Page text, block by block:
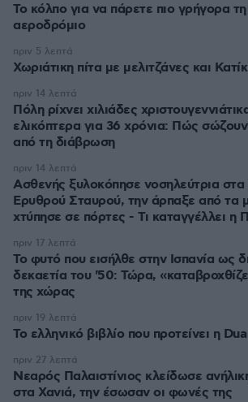
Το κόλπο για να πάρετε πιο γρήγορα
αεροδρόμιο
Χωριάτικη πίτα με μελιτζάνες και
πριν 5 λεπτά
Πόλη ρίχνει χιλιάδες
ελικόπτερα για 36 χρόνια: Πώς
από τη διάβρωση
πριν 14 λεπτά
Ασθενής ξυλοκόπησε νοσηλεύτρια στα
Ερυθρού Σταυρού, την άρπαξε από τα
χτύπησε σε πόρτες - Τι καταγγέλλει
πριν 14 λεπτά
Το φυτό που εισήλθε στην Ισπανία ως
δεκαετία του '50: Τώρα,
της χώρας
πριν 17 λεπτά
Το ελληνικό βιβλίο που προτείνει η
πριν 19 λεπτά
Νεαρός Παλαιστίνιος κλείδωσε
στα Χανιά, την έσωσαν οι φωνές της
πριν 27 λεπτά